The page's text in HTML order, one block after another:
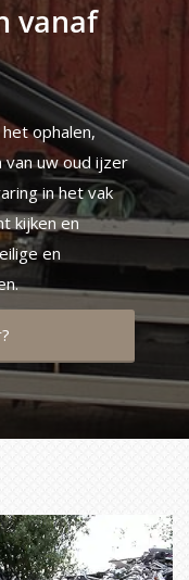
vanaf
ophalen,
uw oud ijzer
in het vak
kijken en
en